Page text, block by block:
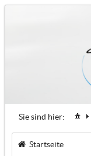
Sie sind hier:
Startseite